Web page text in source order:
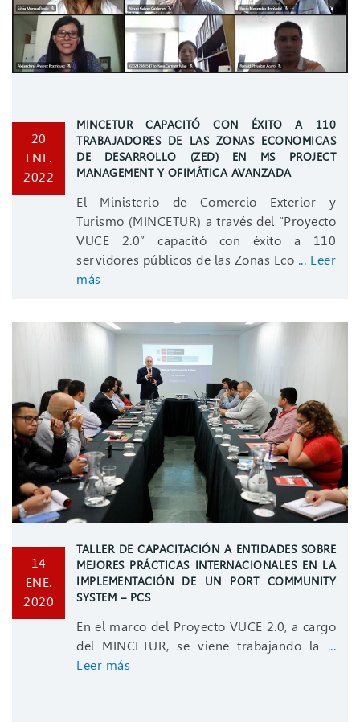
20
ENE.
2022
MINCETUR CAPACITÓ CON ÉXITO A 110
TRABAJADORES DE LAS ZONAS ECONOMICAS
DE DESARROLLO (ZED) EN MS PROJECT
MANAGEMENT Y OFIMÁTICA AVANZADA
El Ministerio de Comercio Exterior y
Turismo (MINCETUR) a través del “Proyecto
VUCE 2.0” capacitó con éxito a 110
servidores públicos de las Zonas Eco ... Leer
más
14
ENE.
2020
TALLER DE CAPACITACIÓN A ENTIDADES SOBRE
MEJORES PRÁCTICAS INTERNACIONALES EN LA
IMPLEMENTACIÓN DE UN PORT COMMUNITY
SYSTEM – PCS
En el marco del Proyecto VUCE 2.0, a cargo
del MINCETUR, se viene trabajando la ...
Leer más